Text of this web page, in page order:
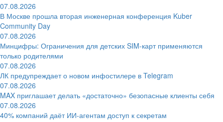
07.08.2026
В Москве прошла вторая инженерная конференция Kuber
Community Day
07.08.2026
Минцифры: Ограничения для детских SIM-карт применяются
только родителями
07.08.2026
ЛК предупреждает о новом инфостилере в Telegram
07.08.2026
MAX приглашает делать «достаточно» безопасные клиенты себя
07.08.2026
40% компаний даёт ИИ‑агентам доступ к секретам